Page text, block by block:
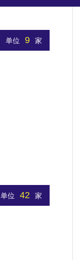
单位 9 家
单位 42 家